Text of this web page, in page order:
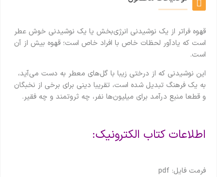
قهوه فراتر از یک نوشیدنی انرژی‌بخش یا یک نوشیدنی خوش عطر
است که یادآور لحظات خاص با افراد خاص است؛ قهوه بیش از آن
است.
این نوشیدنی که از درختی زیبا با گل‌های معطر به دست می‌آید،
به یک فرهنگ تبدیل شده است، تقریبا دینی برای برخی از نخبگان
و قطعا منبع درآمد برای میلیون‌ها نفر، چه ثروتمند و چه فقیر.
اطلاعات کتاب الکترونیک:
فرمت فایل: pdf